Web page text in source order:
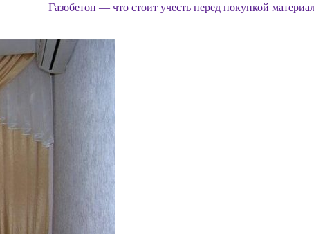
Газобетон — что стоит учесть перед покупкой